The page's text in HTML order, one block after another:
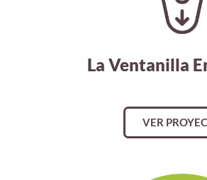
La Ventanilla
VER